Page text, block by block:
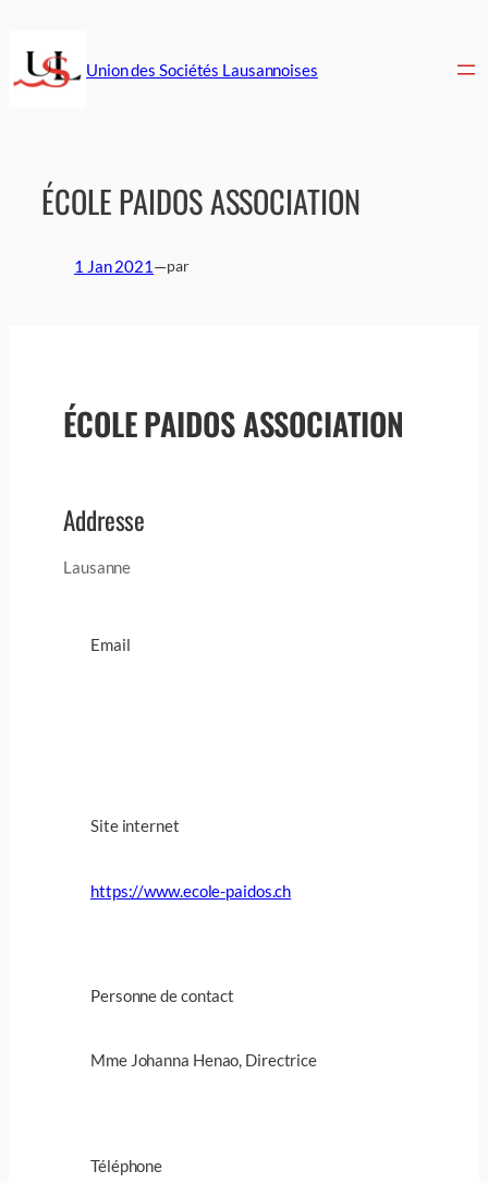
contenu
Union des Sociétés Lausannoises
ÉCOLE PAIDOS ASSOCIATION
1 Jan 2021 —par
ÉCOLE PAIDOS ASSOCIATION
Addresse
Lausanne
Email
Site internet
https://www.ecole-paidos.ch
Personne de contact
Mme Johanna Henao, Directrice
Téléphone